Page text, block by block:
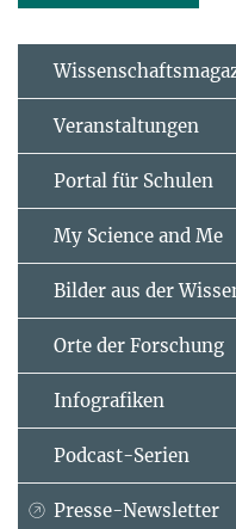
Veranstaltungen
Portal für Schulen
My Science and Me
Bilder aus der
Orte der Forschung
Infografiken
Podcast-Serien
Presse-Newsletter